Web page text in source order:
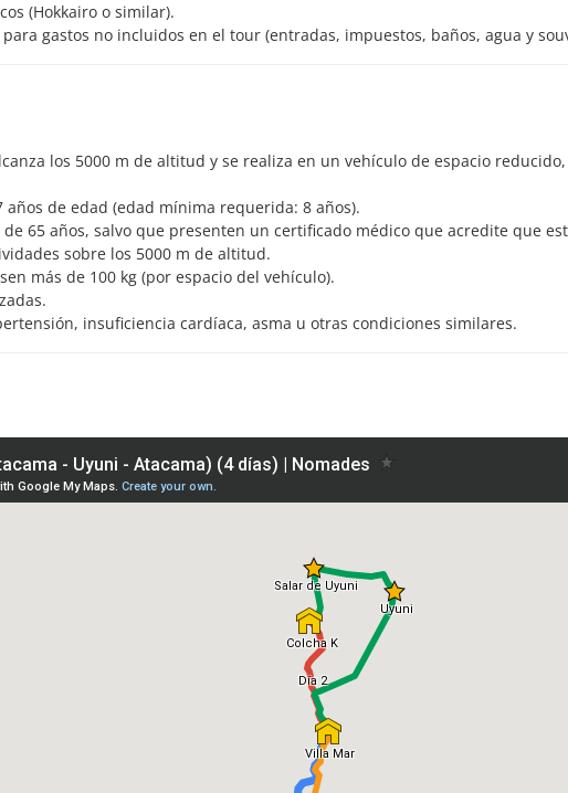
(Hokkairo o similar).
para gastos no incluidos en el tour (entradas, impuestos, baños, agua y
los 5000 m de altitud y se realiza en un vehículo de espacio
años de edad (edad mínima requerida: 8 años).
65 años, salvo que presenten un certificado médico que acredite que
sobre los 5000 m de altitud.
más de 100 kg (por espacio del vehículo).
insuficiencia cardíaca, asma u otras condiciones similares.